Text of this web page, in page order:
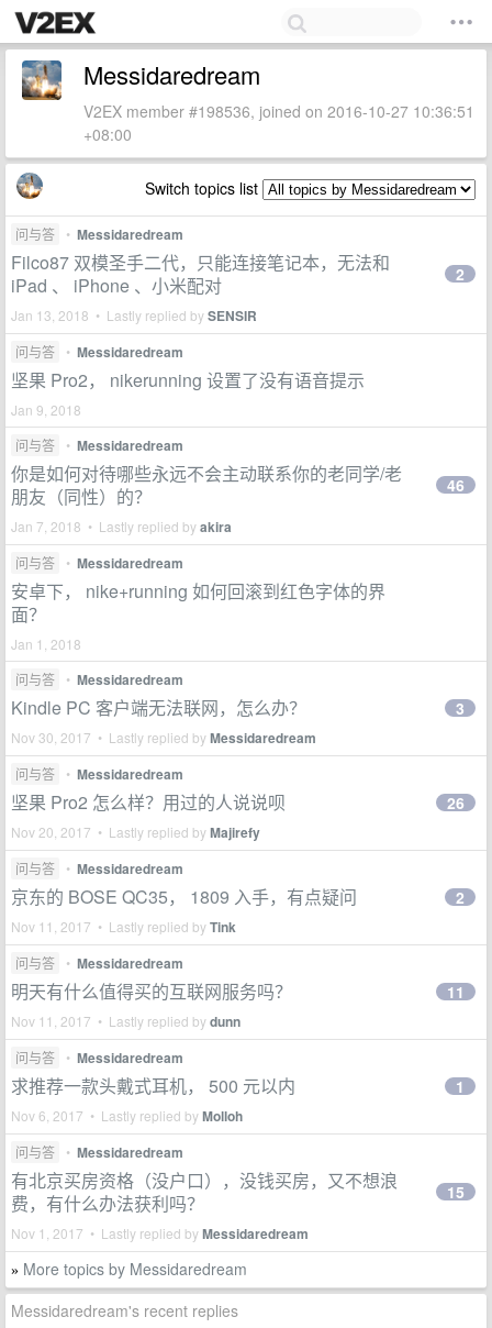
Messidaredream
V2EX member #198536, joined on 2016-10-27 10:36:51
+08:00
Switch topics list
问与答 • Messidaredream
Filco87 双模圣手二代，只能连接笔记本，无法和
iPad 、 iPhone 、小米配对
Jan 13, 2018 • Lastly replied bySENSIR
2
问与答 • Messidaredream
坚果 Pro2， nikerunning 设置了没有语音提示
Jan 9, 2018
问与答
• Messidaredream
你是如何对待哪些永远不会主动联系你的老同学/老
朋友（同性）的？
Jan 7, 2018 • Lastly replied byakira
46
问与答 • Messidaredream
安卓下， nike+running 如何回滚到红色字体的界
面？
Jan 1, 2018
问与答
• Messidaredream
Kindle PC 客户端无法联网，怎么办？
Nov 30, 2017 • Lastly replied byMessidaredream
3
问与答 • Messidaredream
坚果 Pro2 怎么样？用过的人说说呗
Nov 20, 2017 • Lastly replied byMajirefy
26
问与答 • Messidaredream
京东的 BOSE QC35， 1809 入手，有点疑问
Nov 11, 2017 • Lastly replied byTink
2
问与答 • Messidaredream
明天有什么值得买的互联网服务吗？
Nov 11, 2017 • Lastly replied bydunn
11
问与答 • Messidaredream
求推荐一款头戴式耳机， 500 元以内
Nov 6, 2017 • Lastly replied byMolloh
1
问与答 • Messidaredream
有北京买房资格（没户口），没钱买房，又不想浪
费，有什么办法获利吗？
Nov 1, 2017 • Lastly replied byMessidaredream
15
» More topics by Messidaredream
Messidaredream's recent replies